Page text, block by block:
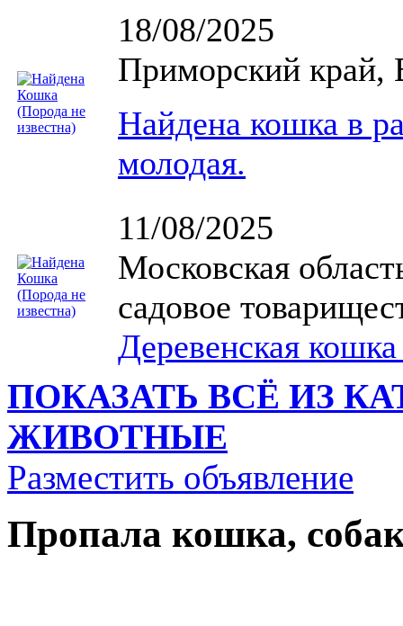
18/08/2025
Приморский край,
Найдена кошка в
молодая.
11/08/2025
Московская
садовое
Деревенская
ПОКАЗАТЬ ВСЁ ИЗ
ЖИВОТНЫЕ
Разместить объявление
Пропала кошка,